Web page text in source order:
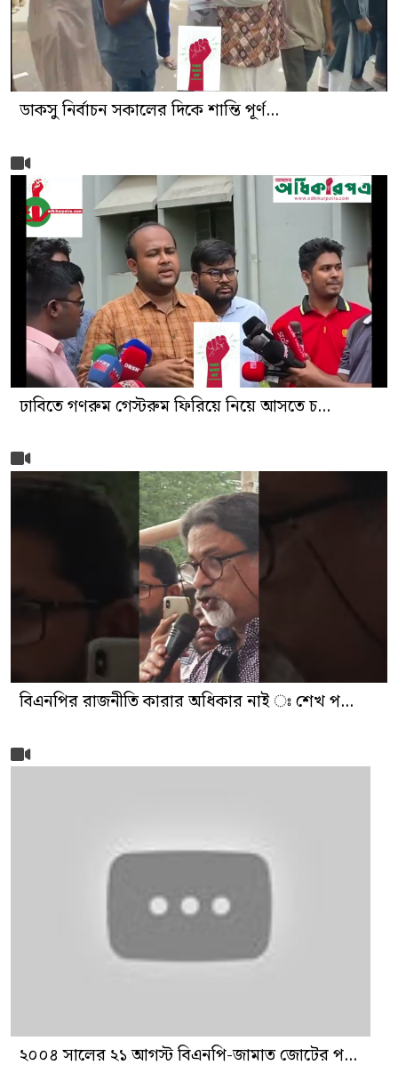
ডাকসু নির্বাচন সকালের দিকে শান্তি পূর্ণ...
ঢাবিতে গণরুম গেস্টরুম ফিরিয়ে নিয়ে আসতে চ...
বিএনপির রাজনীতি কারার অধিকার নাই ঃ শেখ প...
২০০৪ সালের ২১ আগস্ট বিএনপি-জামাত জোটের প...